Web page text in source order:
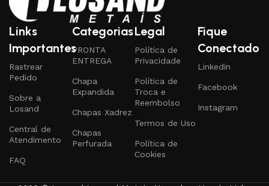
Links
Importantes
Rastrear
Pedido
Sobre a
Losand
Central de
Atendimento
FAQ
Categorias
PRONTA
ENTREGA
Chapa
Expandida
Chapas Xadrez
Chapas
Perfurada
Legal
Política de
Privacidade
Política de
Troca e
Reembolso
Termos de Uso
Política de
Cookies
Fique
Conectado
Linkedin
Facebook
Instagram